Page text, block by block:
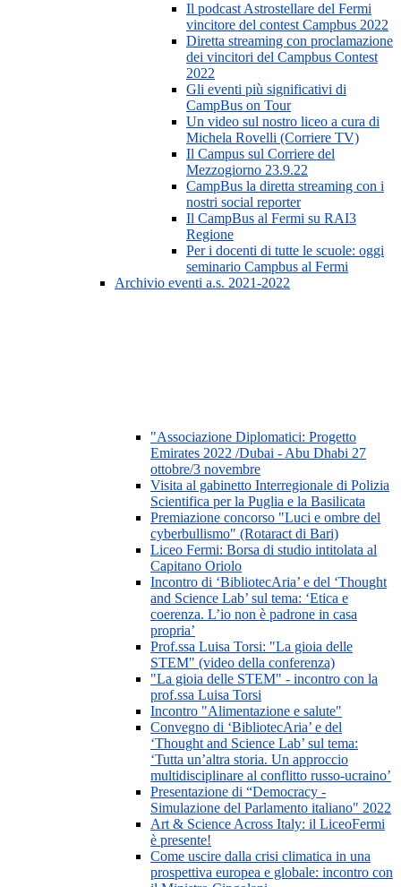
Il podcast Astrostellare del Fermi
vincitore del contest Campbus 2022
Diretta streaming con proclamazione
dei vincitori del Campbus Contest
2022
Gli eventi più significativi di
CampBus on Tour
Un video sul nostro liceo a cura di
Michela Rovelli (Corriere TV)
Il Campus sul Corriere del
Mezzogiorno 23.9.22
CampBus la diretta streaming con i
nostri social reporter
Il CampBus al Fermi su RAI3
Regione
Per i docenti di tutte le scuole: oggi
seminario Campbus al Fermi
Archivio eventi a.s. 2021-2022
"Associazione Diplomatici: Progetto
Emirates 2022 /Dubai - Abu Dhabi 27
ottobre/3 novembre
Visita al gabinetto Interregionale di Polizia
Scientifica per la Puglia e la Basilicata
Premiazione concorso "Luci e ombre del
cyberbullismo" (Rotaract di Bari)
Liceo Fermi: Borsa di studio intitolata al
Capitano Oriolo
Incontro di ‘BibliotecAria’ e del ‘Thought
and Science Lab’ sul tema: ‘Etica e
coerenza. L’io non è padrone in casa
propria’
Prof.ssa Luisa Torsi: "La gioia delle
STEM" (video della conferenza)
"La gioia delle STEM" - incontro con la
prof.ssa Luisa Torsi
Incontro "Alimentazione e salute"
Convegno di ‘BibliotecAria’ e del
‘Thought and Science Lab’ sul tema:
‘Tutta un’altra storia. Un approccio
multidisciplinare al conflitto russo-ucraino’
Presentazione di “Democracy -
Simulazione del Parlamento italiano" 2022
Art & Science Across Italy: il LiceoFermi
è presente!
Come uscire dalla crisi climatica in una
prospettiva europea e globale: incontro con